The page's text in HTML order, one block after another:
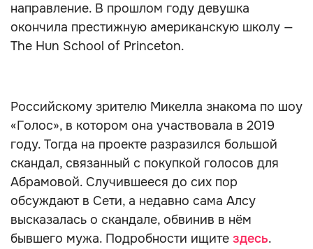
направление. В прошлом году девушка
окончила престижную американскую школу —
The Hun School of Princeton.
Российскому зрителю Микелла знакома по шоу
«Голос», в котором она участвовала в 2019
году. Тогда на проекте разразился большой
скандал, связанный с покупкой голосов для
Абрамовой. Случившееся до сих пор
обсуждают в Сети, а недавно сама Алсу
высказалась о скандале, обвинив в нём
бывшего мужа. Подробности ищите здесь.